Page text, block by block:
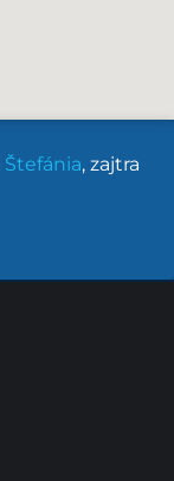
Štefánia, zajtra